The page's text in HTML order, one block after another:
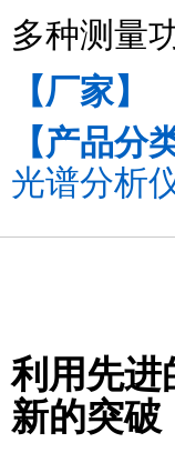
多种测量
【厂家】
【产品分
光谱分析
利用先进
新的突破